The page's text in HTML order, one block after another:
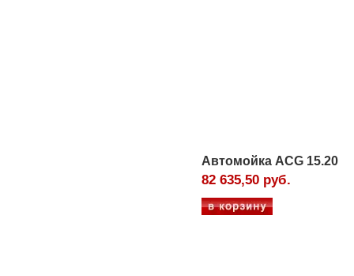
Автомойка ACG 15.20
82 635,50 руб.